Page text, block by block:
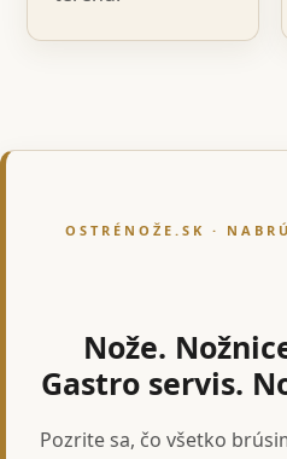
OSTRÉNOŽE.SK ·
Nože.
Gastro servis.
Pozrite sa, čo všetko